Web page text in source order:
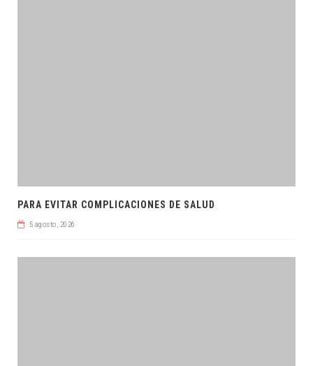
PARA EVITAR COMPLICACIONES DE SALUD
5 agosto, 2026